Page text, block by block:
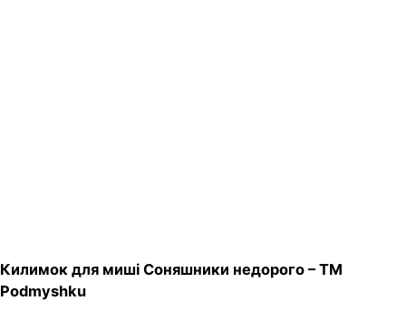
Килимок для миші Соняшники недорого – ТМ
Podmyshku